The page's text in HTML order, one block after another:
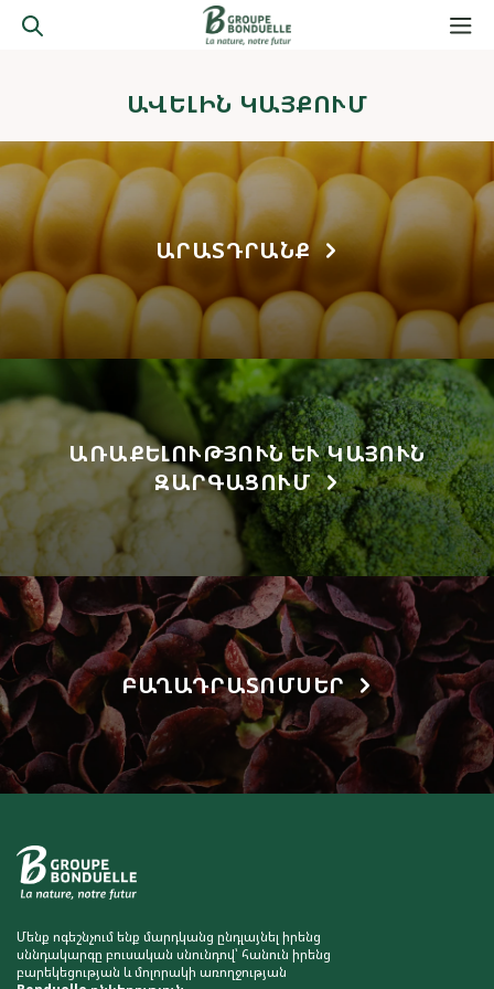
ԱՎԵԼԻՆ ԿԱՅՔՈՒՄ
ԱՐԱՏԴՐԱՆՔ
ԱՌԱՔԵԼՈՒԹՅՈՒՆ ԵՒ ԿԱՅՈՒՆ Զ
ԱՐԳԱՑՈՒՄ
ԲԱՂԱԴՐԱՏՈՄՍԵՐ
Մենք ոգեշնչում ենք մարդկանց ընդլայնել իրենց
սննդակարգը բուսական սնունդով՝ հանուն իրենց
բարեկեցության և մոլորակի առողջության